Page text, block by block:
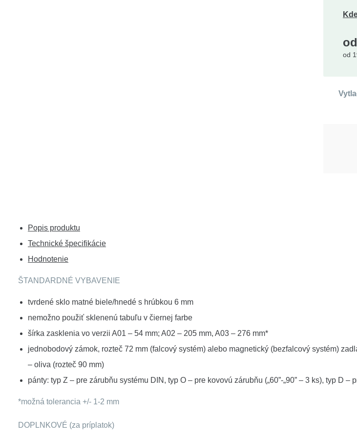
od
od
Popis produktu
Technické špecifikácie
Hodnotenie
ŠTANDARDNÉ VYBAVENIE
tvrdené sklo matné biele/hnedé s hrúbkou 6 mm
nemožno použiť sklenenú tabuľu v čiernej farbe
šírka zasklenia vo verzii A01 – 54 mm; A02 – 205 mm, A03 – 276 mm*
jednobodový zámok, rozteč 72 mm (falcový systém) alebo magnetický (bezfalcový systém)
– oliva (rozteč 90 mm)
pánty: typ Z – pre zárubňu systému DIN, typ O – pre kovovú zárubňu („60”-„90” – 3 ks), typ D –
*možná tolerancia +/- 1-2 mm
DOPLNKOVÉ (za príplatok)